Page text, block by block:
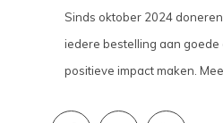
Sinds oktober 2024
iedere bestelling aan goede
positieve impact maken.